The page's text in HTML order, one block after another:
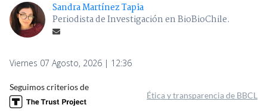
Sandra Martínez Tapia
Periodista de Investigación en BioBioChile.
Viernes 07 Agosto, 2026 | 12:36
Seguimos criterios de
Ética y transparencia de BBCL